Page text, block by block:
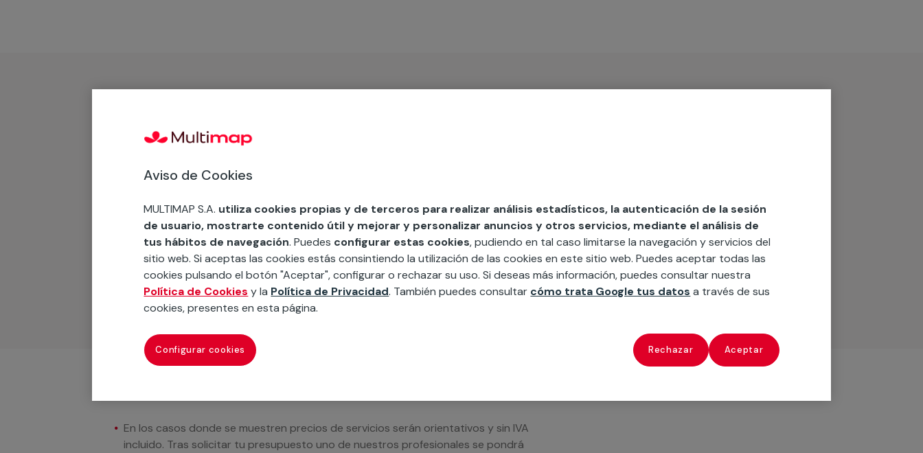
Desplazamiento
Recuerda que en MULTIMAP
Podemos ofrecer cualquier servicio a medida incluyendo todo lo que necesites:
materiales, equipamientos, electrodomésticos, etc. Cuéntanos que necesitas
cuando te llamemos.
Condiciones del servicio
En los casos donde se muestren precios de servicios serán orientativos y sin IVA
incluido. Tras solicitar tu presupuesto uno de nuestros profesionales se pondrá
Aviso de Cookies
MULTIMAP S.A. utiliza cookies propias y de terceros para realizar análisis estadísticos, la autenticación de la sesión
de usuario, mostrarte contenido útil y mejorar y personalizar anuncios y otros servicios, mediante el análisis de
tus hábitos de navegación. Puedes configurar estas cookies, pudiendo en tal caso limitarse la navegación y servicios del
sitio web. Si aceptas las cookies estás consintiendo la utilización de las cookies en este sitio web. Puedes aceptar todas las
cookies pulsando el botón "Aceptar", configurar o rechazar su uso. Si deseas más información, puedes consultar nuestra
Política de Cookies y la Política de Privacidad. También puedes consultar cómo trata Google tus datos a través de sus
cookies, presentes en esta página.
Configurar cookies Rechazar Aceptar